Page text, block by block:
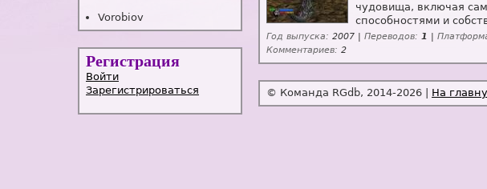
Vorobiov
Регистрация
Войти
Зарегистрироваться
чудовища, включая
способностями и
Год выпуска: 2007 | Переводов: 1 |
Комментариев: 2
© Команда RGdb, 2014-2026 | На